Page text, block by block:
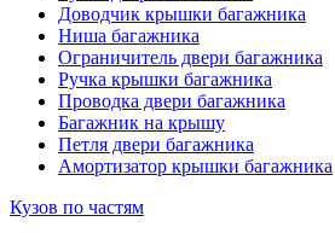
Доводчик крышки багажника
Ниша багажника
Ограничитель двери багажника
Ручка крышки багажника
Проводка двери багажника
Багажник на крышу
Петля двери багажника
Амортизатор крышки багажника
Кузов по частям